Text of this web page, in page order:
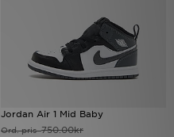
Jordan Air 1 Mid Baby
Ord. pris750.00kr